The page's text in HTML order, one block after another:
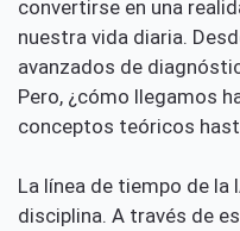
convertirse en una
nuestra vida diaria.
avanzados de
Pero, ¿cómo llegamos
conceptos teóricos
La línea de tiempo de la
disciplina. A través de